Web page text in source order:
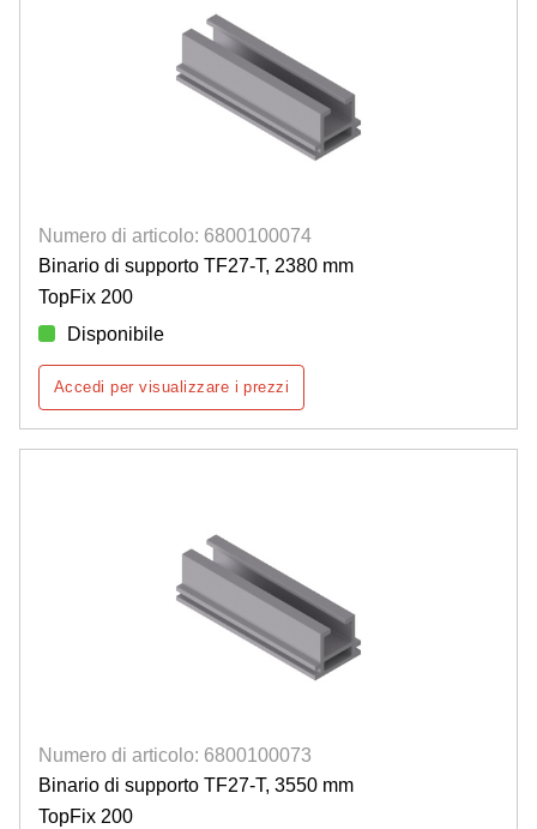
Numero di articolo: 6800100074
Binario di supporto TF27-T, 2380 mm
TopFix 200
Disponibile
Accedi per visualizzare i prezzi
Numero di articolo: 6800100073
Binario di supporto TF27-T, 3550 mm
TopFix 200